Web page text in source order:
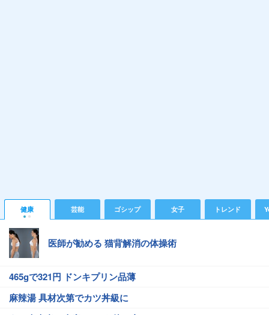
健康 芸能 ゴシップ 女子 トレンド
医師が勧める 猫背解消の体操術
465gで321円 ドンキプリン品薄
麻辣湯 具材次第でカツ丼級に